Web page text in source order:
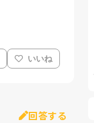
いいね
回答する